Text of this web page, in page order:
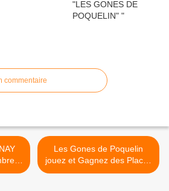
commentaire
Les Gones de Poquelin
jouez et Gagnez des Places
de Théâtre ! >